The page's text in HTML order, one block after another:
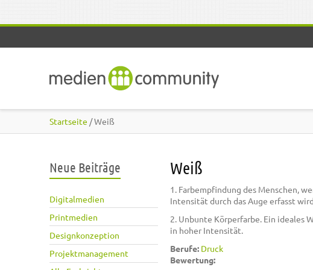
Startseite / Weiß
Neue Beiträge
Digitalmedien
Printmedien
Designkonzeption
Projektmanagement
Weiß
1. Farbempfindung des Menschen,
Intensität durch das Auge erfasst
2. Unbunte Körperfarbe. Ein
in hoher Intensität.
Berufe: Druck
Bewertung: